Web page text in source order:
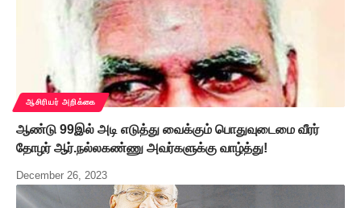
ஆசிரியர் அறிக்கை
ஆண்டு 99இல் அடி எடுத்து வைக்கும் பொதுவுடைமை வீரர்
தோழர் ஆர்.நல்லகண்ணு அவர்களுக்கு வாழ்த்து!
December 26, 2023